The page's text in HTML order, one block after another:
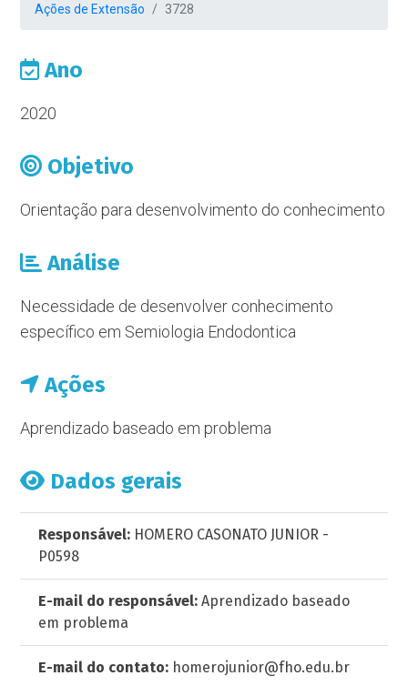
Ações de Extensão 3728
Ano
2020
Objetivo
Orientação para desenvolvimento do conhecimento
Análise
Necessidade de desenvolver conhecimento
específico em Semiologia Endodontica
Ações
Aprendizado baseado em problema
Dados gerais
Responsável: HOMERO CASONATO JUNIOR -
P0598
E-mail do responsável: Aprendizado baseado
em problema
E-mail do contato: homerojunior@fho.edu.br